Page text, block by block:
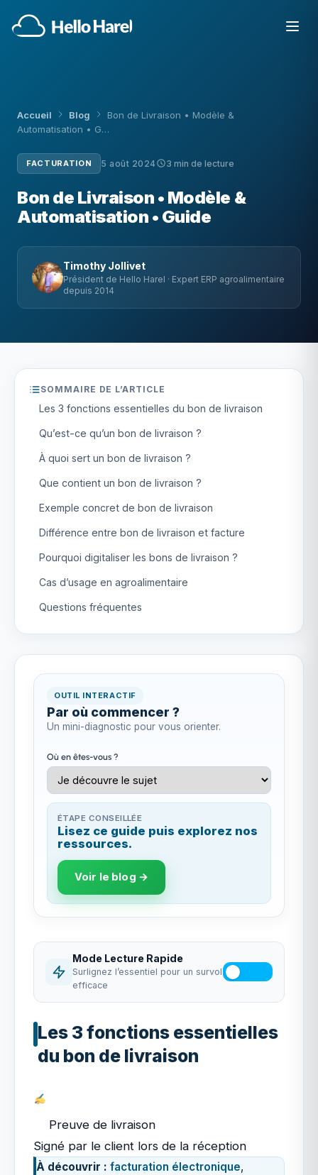
Accueil Blog
Bon de Livraison • Modèle &
Automatisation • G…
FACTURATION 5 août 2024 3 min de lecture
Bon de Livraison • Modèle &
Automatisation • Guide
Timothy Jollivet
Président de Hello Harel · Expert ERP agroalimentaire
depuis 2014
SOMMAIRE DE L’ARTICLE
Les 3 fonctions essentielles du bon de livraison
Qu’est-ce qu’un bon de livraison ?
À quoi sert un bon de livraison ?
Que contient un bon de livraison ?
Exemple concret de bon de livraison
Différence entre bon de livraison et facture
Pourquoi digitaliser les bons de livraison ?
Cas d’usage en agroalimentaire
Questions fréquentes
OUTIL INTERACTIF
Par où commencer ?
Un mini-diagnostic pour vous orienter.
Où en êtes-vous ?
ÉTAPE CONSEILLÉE
Lisez ce guide puis explorez nos
ressources.
Voir le blog →
Mode Lecture Rapide
Surlignez l’essentiel pour un survol
efficace
Les 3 fonctions essentielles
du bon de livraison
Preuve de livraison
Signé par le client lors de la réception
À découvrir : facturation électronique,